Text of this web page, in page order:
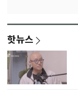
핫뉴스